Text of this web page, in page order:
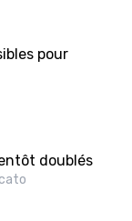
pour
doublés